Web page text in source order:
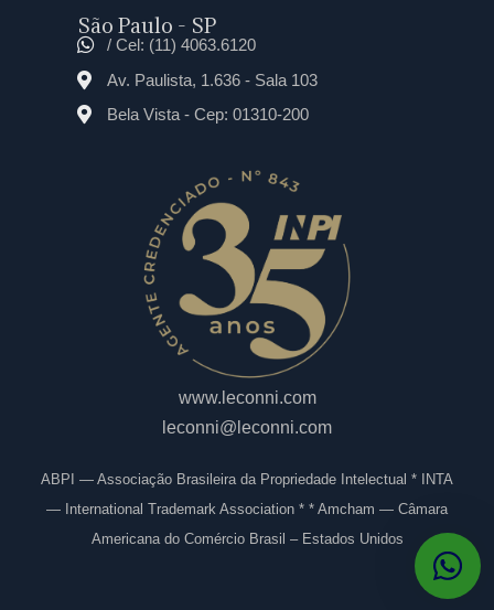
São Paulo - SP
/ Cel: (11) 4063.6120
Av. Paulista, 1.636 - Sala 103
Bela Vista - Cep: 01310-200
www.leconni.com
leconni@leconni.com
ABPI — Associação Brasileira da Propriedade Intelectual * INTA
— International Trademark Association * * Amcham — Câmara
Americana do Comércio Brasil – Estados Unidos